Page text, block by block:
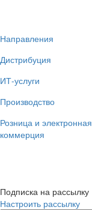
Направления
Дистрибуция
ИТ-услуги
Производство
Розница и электронная
коммерция
Подписка на рассылку
Настроить рассылку